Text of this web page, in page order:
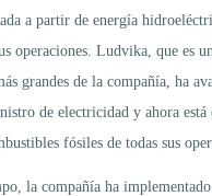
a partir de energía
operaciones. Ludvika, que es
grandes de la compañía, ha
de electricidad y ahora
fósiles de todas sus
la compañía ha